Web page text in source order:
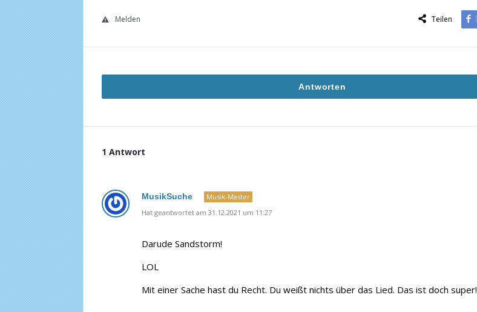
Teilen
Melden
Antworten
1 Antwort
MusikSuche
Musik-Master
Hat geantwortet am 31.12.2021 um 11:27
Darude Sandstorm!
LOL
Mit einer Sache hast du Recht. Du weißt nichts über das Lied. Das ist doch super!